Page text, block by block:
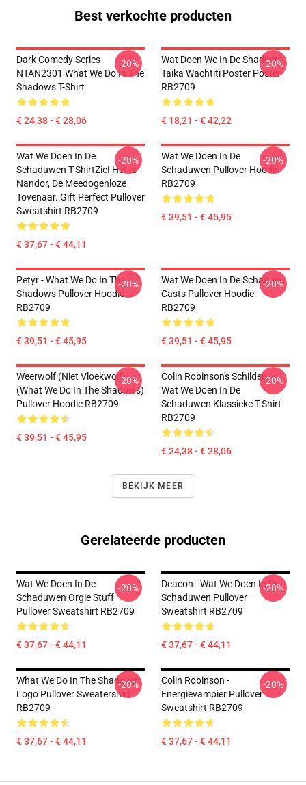
Best verkochte producten
Dark Comedy Series
NTAN2301 What We Do In The
Shadows T-Shirt
€ 24,38 - € 28,06
-20%
Wat Doen We In De Shadows
Taika Wachtiti Poster Poster
RB2709
€ 18,21 - € 42,22
-20%
Wat We Doen In De
Schaduwen T-ShirtZie! Het Is
Nandor, De Meedogenloze
Tovenaar. Gift Perfect Pullover
Sweatshirt RB2709
€ 37,67 - € 44,11
-20%
Wat We Doen In De
Schaduwen Pullover Hoodie
RB2709
€ 39,51 - € 45,95
-20%
Petyr - What We Do In The
Shadows Pullover Hoodie
RB2709
€ 39,51 - € 45,95
-20%
Wat We Doen In De Schaduw
Casts Pullover Hoodie
RB2709
€ 39,51 - € 45,95
-20%
Weerwolf (niet Vloekwolf)
(What We Do In The Shadows)
Pullover Hoodie RB2709
€ 39,51 - € 45,95
-20%
Colin Robinson's Schilderij -
Wat We Doen In De
Schaduwen Klassieke T-Shirt
RB2709
€ 24,38 - € 28,06
-20%
BEKIJK MEER
Gerelateerde producten
Wat We Doen In De
Schaduwen Orgie Stuff
Pullover Sweatshirt RB2709
€ 37,67 - € 44,11
-20%
Deacon - Wat We Doen In De
Schaduwen Pullover
Sweatshirt RB2709
€ 37,67 - € 44,11
-20%
What We Do In The Shadows
Logo Pullover Sweatershirt
RB2709
€ 37,67 - € 44,11
-20%
Colin Robinson -
Energievampier Pullover
Sweatshirt RB2709
€ 37,67 - € 44,11
-20%